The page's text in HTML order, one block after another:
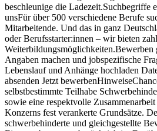
beschleunige die Ladezeit.Suchbegriffe
unsFür über 500 verschiedene Berufe
Mitarbeitende. Und das in ganz
oder Berufsstarter:innen – wir bieten
Weiterbildungsmöglichkeiten.Bewerben
Angaben machen und jobspezifische
Lebenslauf und Anhänge hochladen
absenden Jetzt
selbstbestimmte Teilhabe
sowie eine respektvolle
Konzerns fest verankerte Grundsätze.
schwerbehinderte und gleichgestellte